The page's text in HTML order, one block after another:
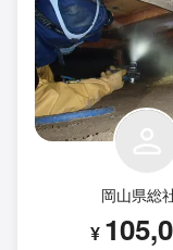
岡山県総
¥